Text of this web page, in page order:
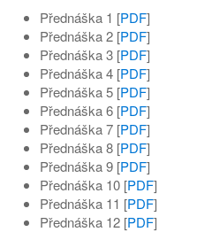
Přednáška 1 [PDF]
Přednáška 2 [PDF]
Přednáška 3 [PDF]
Přednáška 4 [PDF]
Přednáška 5 [PDF]
Přednáška 6 [PDF]
Přednáška 7 [PDF]
Přednáška 8 [PDF]
Přednáška 9 [PDF]
Přednáška 10 [PDF]
Přednáška 11 [PDF]
Přednáška 12 [PDF]